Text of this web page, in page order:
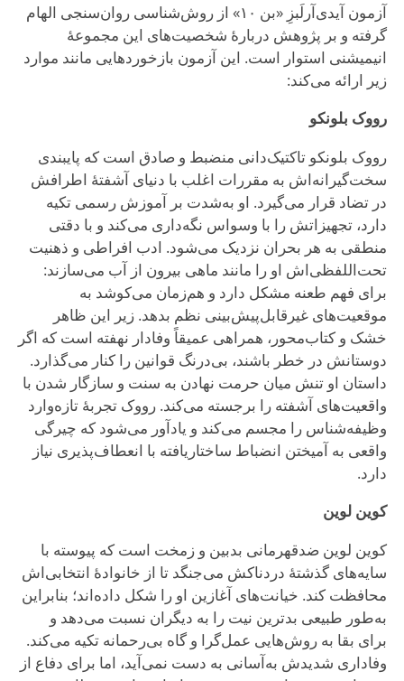
آزمون آیدی‌آرلَبزِ «بن ۱۰» از روش‌شناسی روان‌سنجی الهام
گرفته و بر پژوهش دربارهٔ شخصیت‌های این مجموعهٔ
انیمیشنی استوار است. این آزمون بازخوردهایی مانند موارد
زیر ارائه می‌کند:
رووک بلونکو
رووک بلونکو تاکتیک‌دانی منضبط و صادق است که پایبندی
سخت‌گیرانه‌اش به مقررات اغلب با دنیای آشفتهٔ اطرافش
در تضاد قرار می‌گیرد. او به‌شدت بر آموزش رسمی تکیه
دارد، تجهیزاتش را با وسواس نگه‌داری می‌کند و با دقتی
منطقی به هر بحران نزدیک می‌شود. ادب افراطی و ذهنیت
تحت‌اللفظی‌اش او را مانند ماهی بیرون از آب می‌سازند:
برای فهم طعنه مشکل دارد و هم‌زمان می‌کوشد به
موقعیت‌های غیرقابل‌پیش‌بینی نظم بدهد. زیر این ظاهر
خشک و کتاب‌محور، همراهی عمیقاً وفادار نهفته است که اگر
دوستانش در خطر باشند، بی‌درنگ قوانین را کنار می‌گذارد.
داستان او تنش میان حرمت نهادن به سنت و سازگار شدن با
واقعیت‌های آشفته را برجسته می‌کند. رووک تجربهٔ تازه‌وارد
وظیفه‌شناس را مجسم می‌کند و یادآور می‌شود که چیرگی
واقعی به آمیختن انضباط ساختاریافته با انعطاف‌پذیری نیاز
دارد.
کوین لوین
کوین لوین ضدقهرمانی بدبین و زمخت است که پیوسته با
سایه‌های گذشتهٔ دردناکش می‌جنگد تا از خانوادهٔ انتخابی‌اش
محافظت کند. خیانت‌های آغازین او را شکل داده‌اند؛ بنابراین
به‌طور طبیعی بدترین نیت را به دیگران نسبت می‌دهد و
برای بقا به روش‌هایی عمل‌گرا و گاه بی‌رحمانه تکیه می‌کند.
وفاداری شدیدش به‌آسانی به دست نمی‌آید، اما برای دفاع از